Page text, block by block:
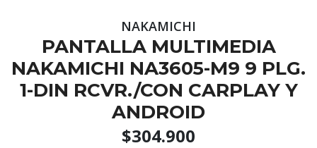
NAKAMICHI
PANTALLA MULTIMEDIA
NAKAMICHI NA3605-M9 9 PLG.
1-DIN RCVR./CON CARPLAY Y
ANDROID
$304.900